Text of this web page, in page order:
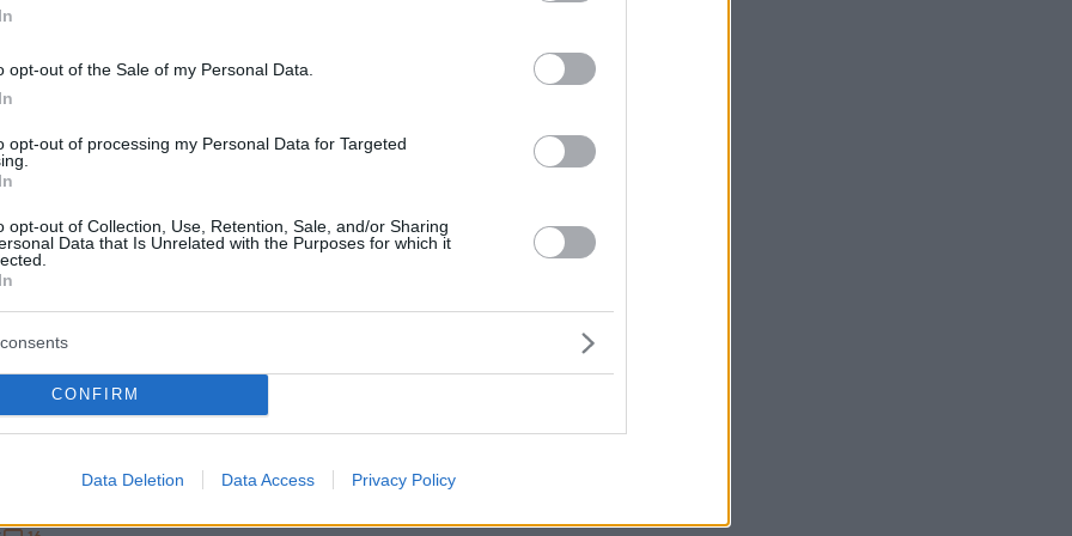
opt-out of the Sale of my Personal Data.
opt-out of processing my Personal Data for Targeted
opt-out of Collection, Use, Retention, Sale, and/or Sharing
Data that Is Unrelated with the Purposes for which it
CONFIRM
Data Deletion Data Access Privacy Policy
Ρουμελιώτη και ο Σάκης
ποζάρουν μαζί λίγο πριν
που δημοσίευσε η πρώην παίκτρια του
Ρουμελιώτη και Σάκης
Η τρυφερή φωτογραφία
γίνουν γονείς
εδώ», έγραψε η πρώην παίκτρια του Survivor
4